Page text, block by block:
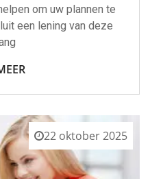
om uw plannen te
een lening van deze
22 oktober 2025